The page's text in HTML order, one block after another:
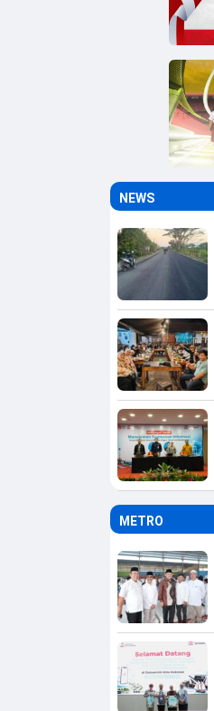
NEWS
METRO